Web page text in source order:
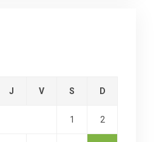
J V S D
1 2